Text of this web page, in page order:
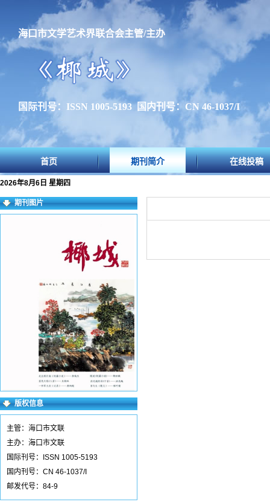
海口市文学艺术界联合会主管/主办
国际刊号：ISSN 1005-5193 国内刊号：CN 46-1037/I
首页 期刊简介 在线投稿
2026年8月6日 星期四
期刊图片
版权信息
主管：海口市文联
主办：海口市文联
国际刊号：ISSN 1005-5193
国内刊号：CN 46-1037/I
邮发代号：84-9